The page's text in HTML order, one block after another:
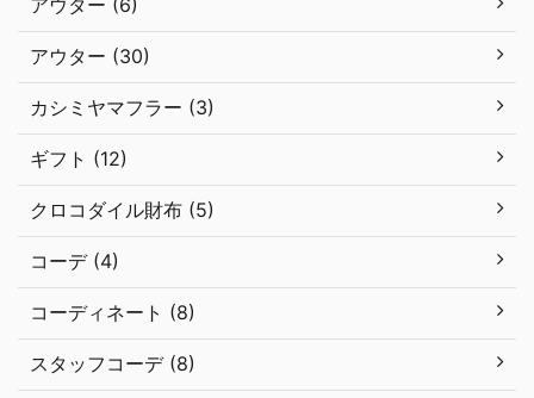
アウター (6)
アウター (30)
カシミヤマフラー (3)
ギフト (12)
クロコダイル財布 (5)
コーデ (4)
コーディネート (8)
スタッフコーデ (8)